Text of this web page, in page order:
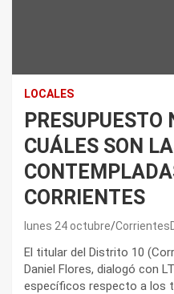
LOCALES
CUÁLES SON
CORRIENTES
lunes 24 octubre
El titular del Distrito 10
Daniel Flores, dialogó con
específicos respecto a los